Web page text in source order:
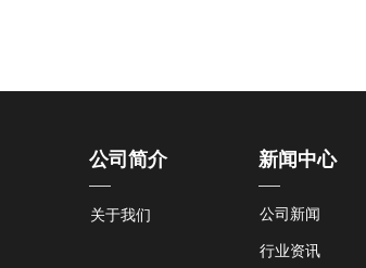
公司简介
关于我们
新闻中心
公司新闻
行业资讯